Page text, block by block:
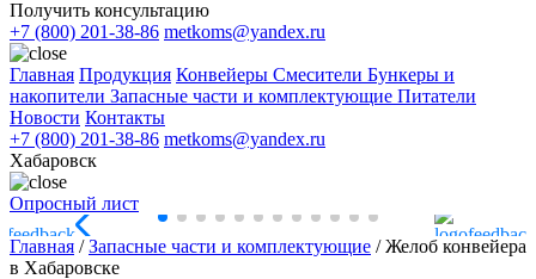
Получить консультацию
+7 (800) 201-38-86 metkoms@yandex.ru
Главная Продукция Конвейеры Смесители Бункеры и
накопители Запасные части и комплектующие Питатели
Новости Контакты
+7 (800) 201-38-86 metkoms@yandex.ru
Хабаровск
Опросный лист
Главная /Запасные части и комплектующие /Желоб конвейера
в Хабаровске